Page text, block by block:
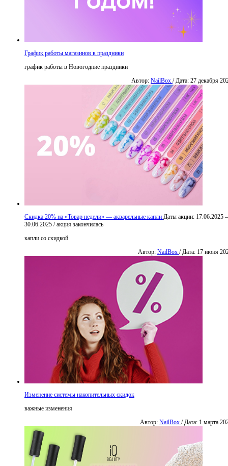
График работы магазинов в праздники
график работы в Новогодние праздники
Автор: NailBox / Дата: 27 декабря
Скидка 20% на «Товар недели» — акварельные капли Даты акции: 17.06.2025
30.06.2025 /акция закончилась
капли со скидкой
Автор: NailBox / Дата: 17 июня
Изменение системы накопительных скидок
важные изменения
Автор: NailBox / Дата: 1 марта